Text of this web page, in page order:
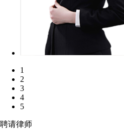
1
2
3
4
5
聘请律师